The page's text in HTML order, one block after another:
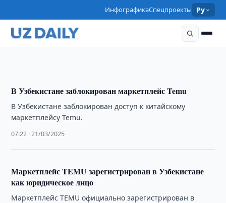
ИнфографикаСпецпроекты Ру
Temu должен выплатить 46 млрд сумов налогов
В Узбекистане заблокирован маркетплейс Temu
В Узбекистане заблокирован доступ к китайскому
маркетплейсу Temu.
07:22 · 21/03/2025
Маркетплейс TEMU зарегистрирован в Узбекистане
как юридическое лицо
Маркетплейс TEMU официально зарегистрирован в